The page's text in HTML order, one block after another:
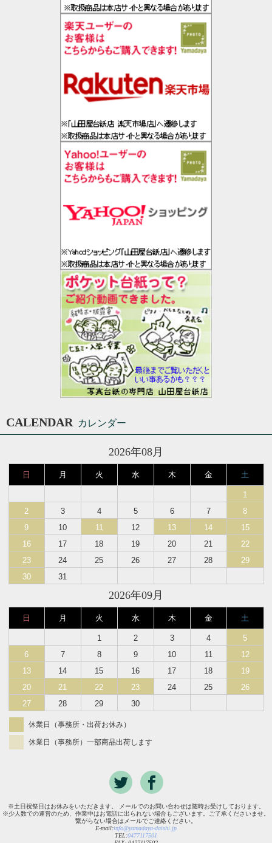
CALENDAR カレンダー
2026年08月
日 月 火 水 木 金 土
1
2
3 4 5 6 7
8
9
10 11 12 13 14
15
16
17 18 19 20 21
22
23
24 25 26 27 28
29
30
31
2026年09月
日 月 火 水 木 金 土
1 2 3 4
5
6
7 8 9 10 11
12
13
14 15 16 17 18
19
20
21 22 23 24 25
26
27
28 29 30
休業日（事務所・出荷お休み）
休業日（事務所）一部商品出荷します
※土日祝祭日はお休みをいただきます。 メールでのお問い合わせは随時お受けしております。
※少人数での運営のため、作業中はお電話に出られない場合もございます。ご了承くださいませ。
繋がらない場合はメールでご連絡ください。
E-mail:info@yamadaya-daishi.jp
TEL:0477117501